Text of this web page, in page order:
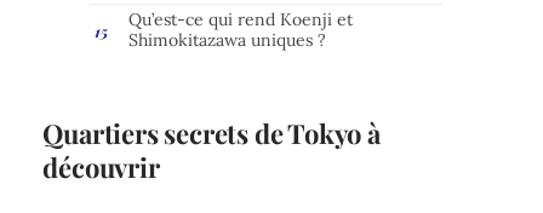
Qu’est-ce qui rend Koenji et
Shimokitazawa uniques ?
Quartiers secrets de Tokyo à
découvrir